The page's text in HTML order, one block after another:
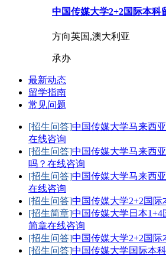
中国传媒大学2+2国际本科
方向英国,澳大利亚
承办
最新动态
留学指南
常见问题
[招生问答]中国传媒大学马来西
在线咨询
[招生问答]中国传媒大学马来西
吗？ 在线咨询
[招生问答]中国传媒大学马来西
在线咨询
[招生问答]中国传媒大学2+2国际
[招生简章]中国传媒大学日本
简章在线咨询
[招生问答]中国传媒大学2+2国际
[招生问答]中国传媒大学国际本